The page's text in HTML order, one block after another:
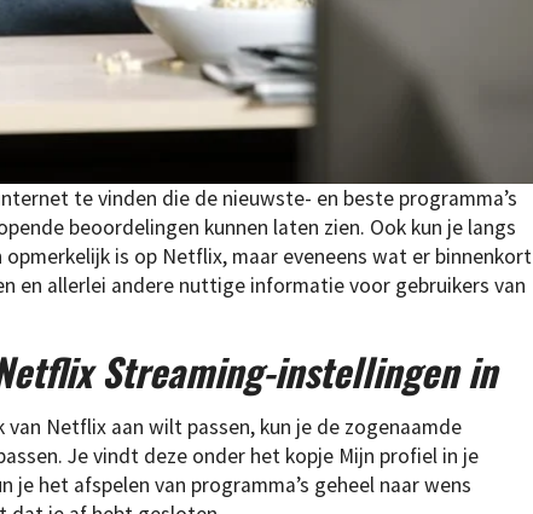
te vinden die de nieuwste- en beste programma’s
beoordelingen kunnen laten zien. Ook kun je langs
is op Netflix, maar eveneens wat er binnenkort
en allerlei andere nuttige informatie voor gebruikers van
Streaming-instellingen in
Netflix aan wilt passen, kun je de zogenaamde
Je vindt deze onder het kopje Mijn profiel in je
je het afspelen van programma’s geheel naar wens